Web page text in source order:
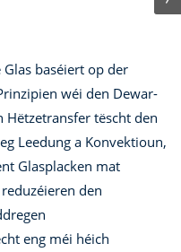
baséiert op der
wéi den Dewar-
tëscht den
Leedung a Konvektioun,
Glasplacken mat
den
eng méi héich